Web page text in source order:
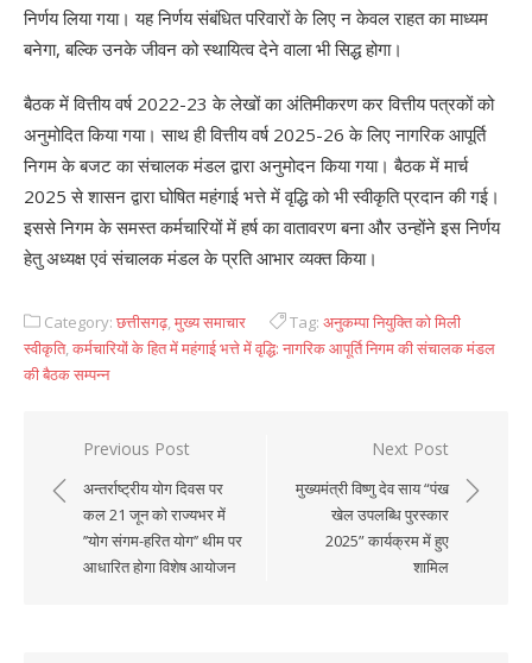
निर्णय लिया गया। यह निर्णय संबंधित परिवारों के लिए न केवल राहत का माध्यम
बनेगा, बल्कि उनके जीवन को स्थायित्व देने वाला भी सिद्ध होगा।
बैठक में वित्तीय वर्ष 2022-23 के लेखों का अंतिमीकरण कर वित्तीय पत्रकों को
अनुमोदित किया गया। साथ ही वित्तीय वर्ष 2025-26 के लिए नागरिक आपूर्ति
निगम के बजट का संचालक मंडल द्वारा अनुमोदन किया गया। बैठक में मार्च
2025 से शासन द्वारा घोषित महंगाई भत्ते में वृद्धि को भी स्वीकृति प्रदान की गई।
इससे निगम के समस्त कर्मचारियों में हर्ष का वातावरण बना और उन्होंने इस निर्णय
हेतु अध्यक्ष एवं संचालक मंडल के प्रति आभार व्यक्त किया।
Category: छत्तीसगढ़,मुख्य समाचार Tag: अनुकम्पा नियुक्ति को मिली
स्वीकृति,कर्मचारियों के हित में महंगाई भत्ते में वृद्धि: नागरिक आपूर्ति निगम की संचालक मंडल
की बैठक सम्पन्न
Post
navigation
Previous Post
अन्तर्राष्ट्रीय योग दिवस पर
कल 21 जून को राज्यभर में
’’योग संगम-हरित योग’’ थीम पर
आधारित होगा विशेष आयोजन
Next Post
मुख्यमंत्री विष्णु देव साय “पंख
खेल उपलब्धि पुरस्कार
2025” कार्यक्रम में हुए
शामिल